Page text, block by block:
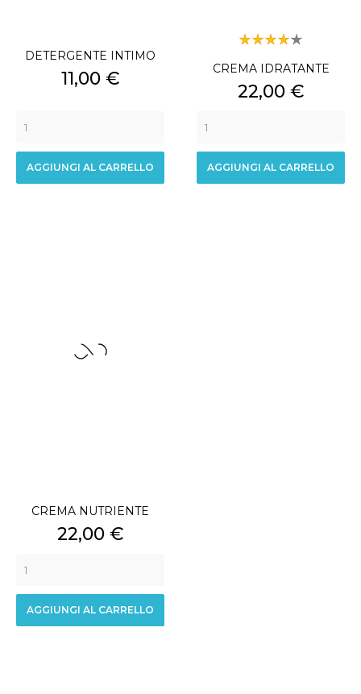
DETERGENTE INTIMO
Prezzo
11,00 €
AGGIUNGI AL CARRELLO
CREMA IDRATANTE
Prezzo
22,00 €
AGGIUNGI AL CARRELLO
CREMA NUTRIENTE
Prezzo
22,00 €
AGGIUNGI AL CARRELLO